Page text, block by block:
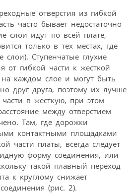
отверстия из гибкой
часто бывает недостаточно
слои идут по всей плате,
только в тех местах, где
Ступенчатые глухие
от гибкой части к жесткой
на каждом слое и могут быть
друг друга, поэтому их лучше
в жесткую, при этом
между отверстием
Там, где дорожки
контактными площадками
части платы, всегда следует
форму соединения, или
такой плавный переход
к круглому снижает
(рис. 2).